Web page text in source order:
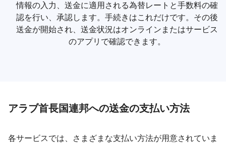
情報の入力、送金に適用される為替レートと手数料の確
認を行い、承認します。手続きはこれだけです。その後
送金が開始され、送金状況はオンラインまたはサービス
のアプリで確認できます。
アラブ首長国連邦への送金の支払い方法
各サービスでは、さまざまな支払い方法が用意されていま